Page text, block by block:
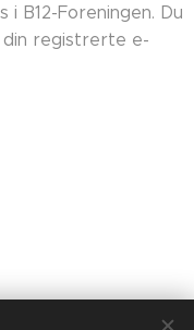
B12-Foreningen. Du
din registrerte e-